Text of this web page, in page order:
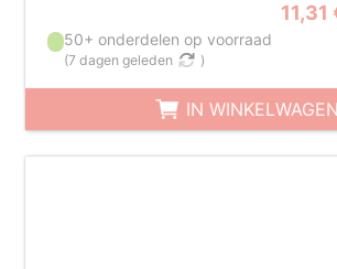
11,31
50+ onderdelen op voorraad
(7 dagen geleden )
IN WINKELWAGEN